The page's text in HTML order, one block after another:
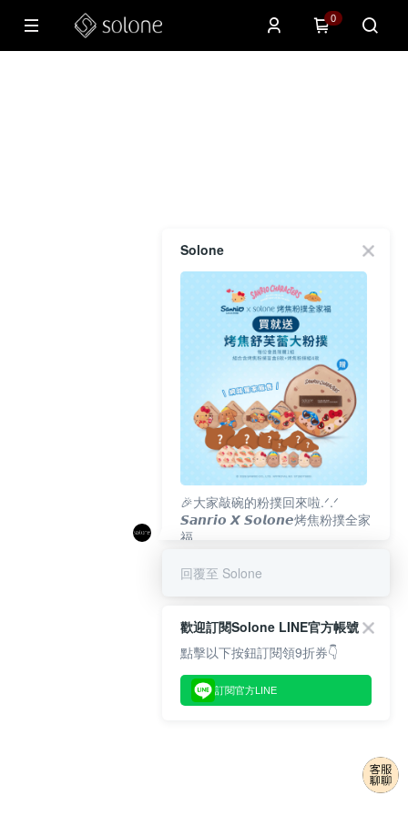
0
Solone
🎉大家敲碗的粉撲回來啦.ᐟ‪‪.ᐟ
𝙎𝙖𝙣𝙧𝙞𝙤 𝙓 𝙎𝙤𝙡𝙤𝙣𝙚烤焦粉撲全家
福
回覆至 Solone
歡迎訂閱Solone LINE官方帳號
點擊以下按鈕訂閱領9折券👇
訂閱官方LINE